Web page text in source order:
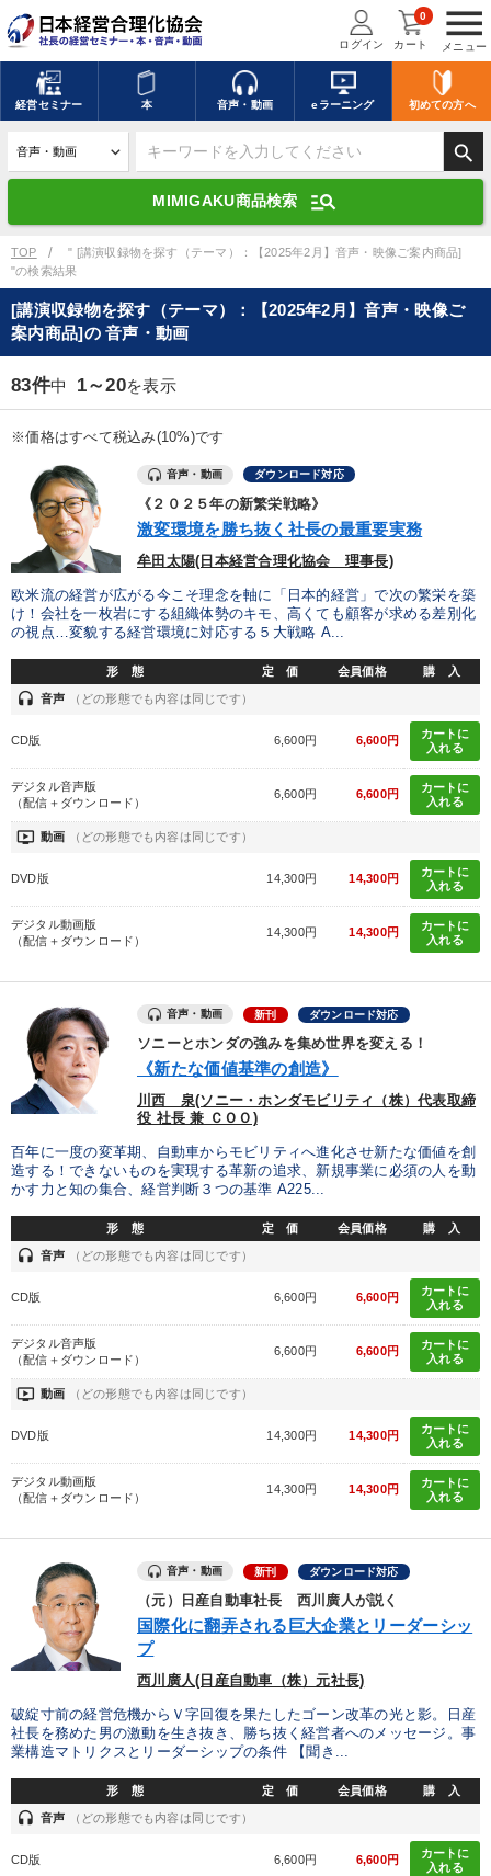
menu
メニュー
ログイン カート
0
経営セミナー 本 音声・動画 eラーニング 初めての方へ
search
MIMIGAKU商品検索 manage_search
キーワードを入力して探す
デジタル版対応のみ検索結果に表示する
search 上記の条件で検索
mic 講演収録物を探す
ます
カテゴリー
優秀各社の智恵と戦略 事業家のロマンと経営
若手異才経営者の発想 専門家のアドバイス
リーダーの器量を学ぶ
テーマ
数字・税務・決算書 【2月】音声・映像
仕事のスキルと人間力を高める知恵を身につける
業種
IT・サービス・金融業 コンサルタント 専門家
キーワード
プレゼン 早分かり SNS活用 運勢・先見
企業文化 理念・パーパス
ondemand_video 経営音声・動画を探す refresh 更新する
全国経営者セミナー収録物以外の経営教材（全762タイトル）からお探
しいただけます
歴史・古典に学ぶ実務講話
組織と人を動かすマネジメント力を磨く
会社のパフォーマンスを高める講話
最新トレンドと時代の潮流を押さえる 【2月】音声・映像
「利上げ時代の最新・銀行対策」＋「不動産市況予測」＋「市場
予測と株式投資」最新刊
TOP
" [講演収録物を探す（テーマ）：【2025年2月】音声・映像ご案内商品]
"の検索結果
[講演収録物を探す（テーマ）：【2025年2月】音声・映像ご
案内商品]の 音声・動画
83件中 1～20を表示
※価格はすべて税込み(10%)です
音声・動画 ダウンロード対応
《２０２５年の新繁栄戦略》
激変環境を勝ち抜く社長の最重要実務
牟田太陽(日本経営合理化協会 理事長)
欧米流の経営が広がる今こそ理念を軸に「日本的経営」で次の繁栄を築
け！会社を一枚岩にする組織体勢のキモ、高くても顧客が求める差別化
の視点…変貌する経営環境に対応する５大戦略 A...
形 態 定 価 会員価格 購 入
headset 音声 （どの形態でも内容は同じです）
CD版 6,600円 6,600円
カートに
入れる
デジタル音声版
（配信＋ダウンロード）
6,600円 6,600円
カートに
入れる
ondemand_video 動画 （どの形態でも内容は同じです）
DVD版 14,300円 14,300円
カートに
入れる
デジタル動画版
（配信＋ダウンロード）
14,300円 14,300円
カートに
入れる
音声・動画 新刊 ダウンロード対応
ソニーとホンダの強みを集め世界を変える！
《新たな価値基準の創造》
川西 泉(ソニー・ホンダモビリティ（株）代表取締
役 社長 兼 ＣＯＯ)
百年に一度の変革期、自動車からモビリティへ進化させ新たな価値を創
造する！できないものを実現する革新の追求、新規事業に必須の人を動
かす力と知の集合、経営判断３つの基準 A225...
形 態 定 価 会員価格 購 入
headset 音声 （どの形態でも内容は同じです）
CD版 6,600円 6,600円
カートに
入れる
デジタル音声版
（配信＋ダウンロード）
6,600円 6,600円
カートに
入れる
ondemand_video 動画 （どの形態でも内容は同じです）
DVD版 14,300円 14,300円
カートに
入れる
デジタル動画版
（配信＋ダウンロード）
14,300円 14,300円
カートに
入れる
音声・動画 新刊 ダウンロード対応
（元）日産自動車社長 西川廣人が説く
国際化に翻弄される巨大企業とリーダーシッ
プ
西川廣人(日産自動車（株）元社長)
破綻寸前の経営危機からＶ字回復を果たしたゴーン改革の光と影。日産
社長を務めた男の激動を生き抜き、勝ち抜く経営者へのメッセージ。事
業構造マトリクスとリーダーシップの条件 【聞き...
形 態 定 価 会員価格 購 入
headset 音声 （どの形態でも内容は同じです）
CD版 6,600円 6,600円
カートに
入れる